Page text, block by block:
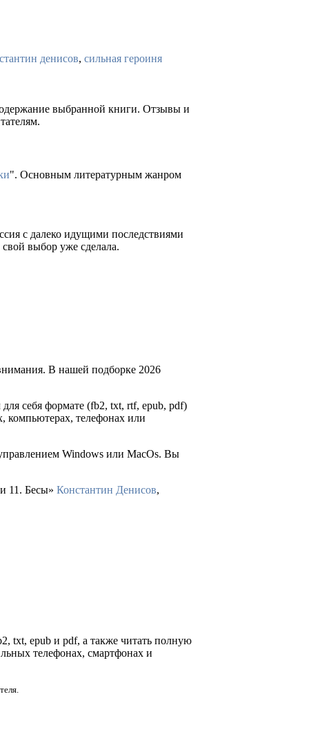
денисов, сильная героиня
выбранной книги. Отзывы и
". Основным литературным жанром
с далеко идущими последствиями
свой выбор уже сделала.
В нашей подборке 2026
себя формате (fb2, txt, rtf, epub, pdf)
компьютерах, телефонах или
Windows или MacOs. Вы
11. Бесы» Константин Денисов,
txt, epub и pdf, а также читать полную
телефонах, смартфонах и